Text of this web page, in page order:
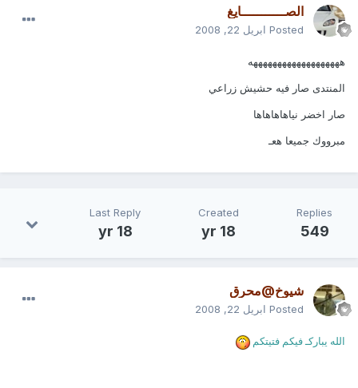
الصـــــــــــايغ
Posted ابريل 22, 2008
هههههههههههههههههههه
المنتدى صار فيه حشيش زراعي
صار اخضر نياهاهاهاها
مبرووك جميعا هعـ
Replies
549
Created
18 yr
Last Reply
18 yr
شيوخ@محرق
Posted ابريل 22, 2008
الله يباركـ فيكم فتيتكم